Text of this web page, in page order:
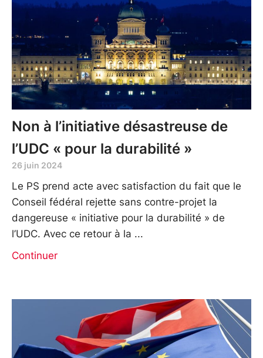
Non à l’initiative désastreuse de
l’UDC « pour la durabilité »
26 juin 2024
Le PS prend acte avec satisfaction du fait que le
Conseil fédéral rejette sans contre-projet la
dangereuse « initiative pour la durabilité » de
l’UDC. Avec ce retour à la
Continuer